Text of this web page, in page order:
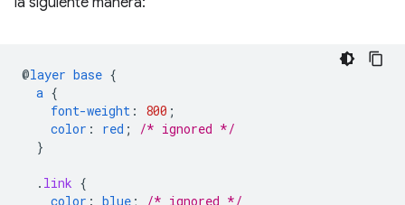
@layer base {
a {
font-weight : 800 ;
color : red ;
/* ignored */
}
. link {
color : blue ;
/* ignored */